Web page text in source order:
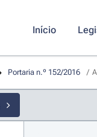
Início
Portaria n.º 152/2016 /